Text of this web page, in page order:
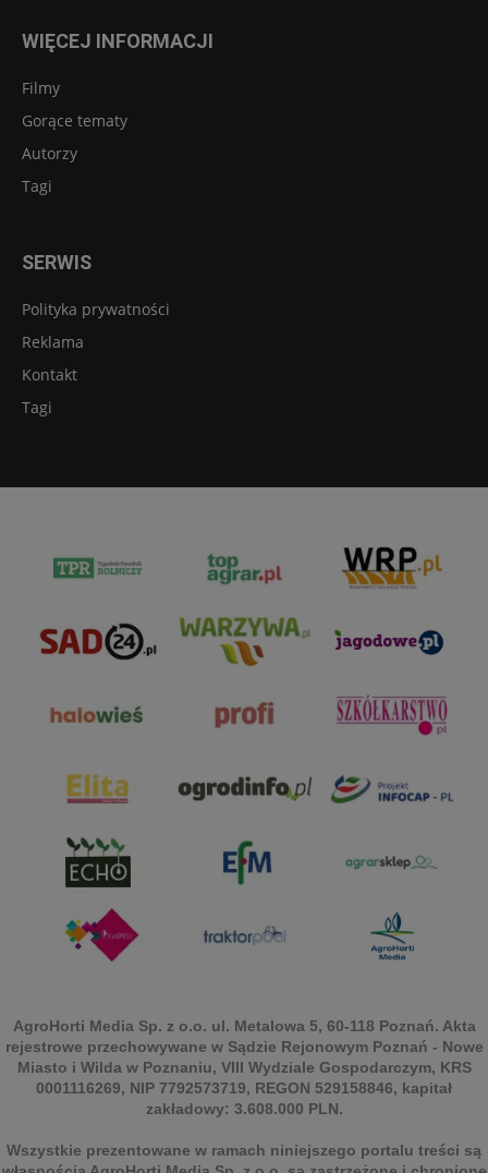
WIĘCEJ INFORMACJI
Filmy
Gorące tematy
Autorzy
Tagi
SERWIS
Polityka prywatności
Reklama
Kontakt
Tagi
AgroHorti Media Sp. z o.o. ul. Metalowa 5, 60-118 Poznań. Akta
rejestrowe przechowywane w Sądzie Rejonowym Poznań - Nowe
Miasto i Wilda w Poznaniu, VIII Wydziale Gospodarczym, KRS
0001116269, NIP 7792573719, REGON 529158846, kapitał
zakładowy: 3.608.000 PLN.
Wszystkie prezentowane w ramach niniejszego portalu treści są